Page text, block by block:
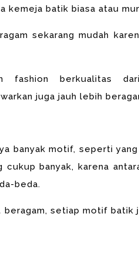
kemeja batik biasa atau
sekarang mudah
fashion berkualitas
juga jauh lebih
banyak motif, seperti
cukupbanyak, karena
beda.
beragam, setiap motif batik